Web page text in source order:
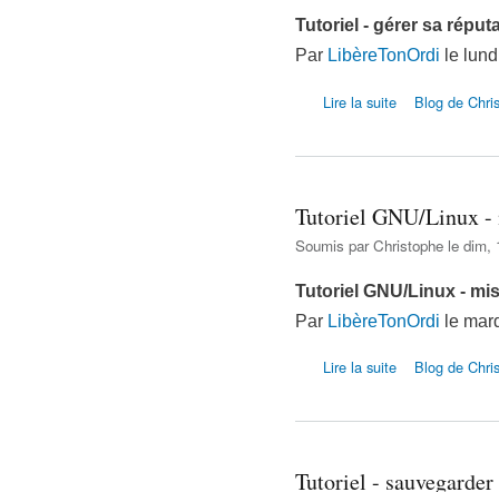
Tutoriel - gérer sa
Par LibèreTonOrdi le
Lire la suite de Tutoriel -
Blog de
Tutoriel GNU/Linux -
Soumis parChristophe le dim,
Tutoriel GNU/Linux -
Par LibèreTonOrdi le
Lire la suite de Tutoriel
Blog de
Tutoriel -